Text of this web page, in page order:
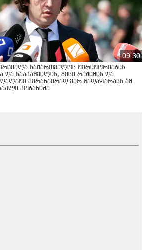
09:30
საქართველოს ტერიტორიების
და სააკაშვილის, მისი რეჟიმის და
ღალატი ვერანაირად ვერ გადაფარავს ამ
კობახიძე